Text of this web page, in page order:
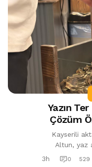
Yazın
Çözüm
Cevizi
Kayserili
Altun, yaz
azaltmaya
3h 0
529